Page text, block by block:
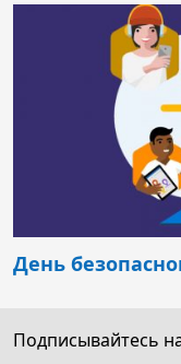
День
Как Nokia
Подписывайтесь